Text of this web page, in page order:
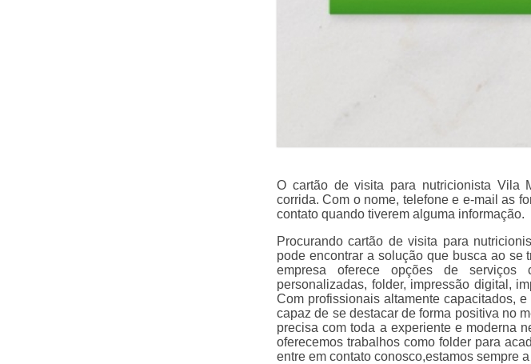
O cartão de visita para nutricionista Vila
corrida. Com o nome, telefone e e-mail as
contato quando tiverem alguma informação.
Procurando cartão de visita para
pode encontrar a solução que busca ao se
empresa oferece opções de serviços
personalizadas, folder, impressão digital,
Com profissionais altamente capacitados,
capaz de se destacar de forma positiva no
precisa com toda a experiente e moderna
oferecemos trabalhos como folder para
entre em contato conosco,estamos sempre